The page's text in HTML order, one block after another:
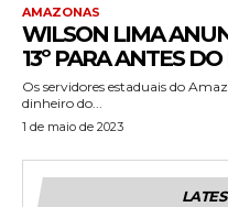
AMAZONAS
WILSON LIMA
13º PARA ANTES
Os servidores estaduais do
dinheiro do...
1 de maio de 2023